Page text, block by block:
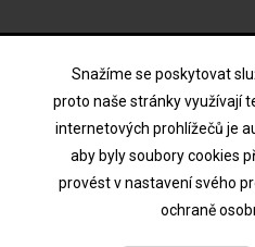
Snažíme se poskytovat
proto naše stránky využívají
internetových prohlížečů je
aby byly soubory cookies
provést v nastavení svého
ochraně
Souhlasím s podmínkami a
údajů